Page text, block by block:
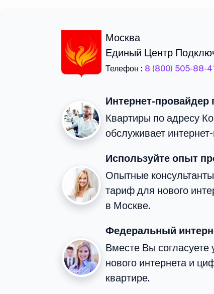
Москва
Единый Центр
Телефон : 8 (800) 505-88-41
Интернет-провайдер
Квартиры по адресу
обслуживает
Используйте опыт
Опытные
тариф для нового
в Москве.
Федеральный
Вместе Вы
нового интернета и
квартире.